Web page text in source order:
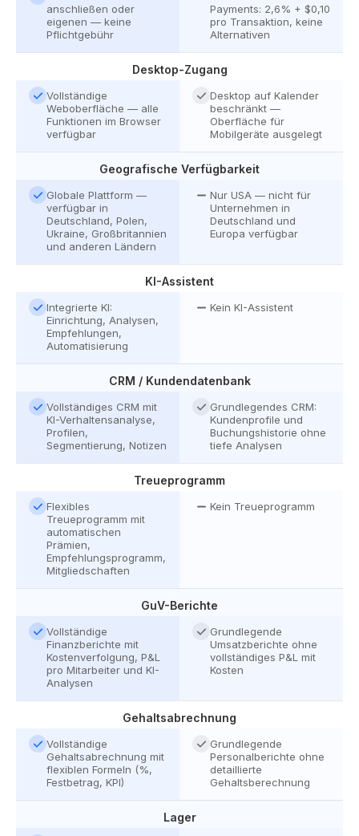
anschließen oder
eigenen — keine
Pflichtgebühr
Payments: 2,6% + $0,10
pro Transaktion, keine
Alternativen
Desktop-Zugang
Vollständige
Weboberfläche — alle
Funktionen im Browser
verfügbar
Desktop auf Kalender
beschränkt —
Oberfläche für
Mobilgeräte ausgelegt
Geografische Verfügbarkeit
Globale Plattform —
verfügbar in
Deutschland, Polen,
Ukraine, Großbritannien
und anderen Ländern
Nur USA — nicht für
Unternehmen in
Deutschland und
Europa verfügbar
KI-Assistent
Integrierte KI:
Einrichtung, Analysen,
Empfehlungen,
Automatisierung
Kein KI-Assistent
CRM / Kundendatenbank
Vollständiges CRM mit
KI-Verhaltensanalyse,
Profilen,
Segmentierung, Notizen
Grundlegendes CRM:
Kundenprofile und
Buchungshistorie ohne
tiefe Analysen
Treueprogramm
Flexibles
Treueprogramm mit
automatischen
Prämien,
Empfehlungsprogramm,
Mitgliedschaften
Kein Treueprogramm
GuV-Berichte
Vollständige
Finanzberichte mit
Kostenverfolgung, P&L
pro Mitarbeiter und KI-
Analysen
Grundlegende
Umsatzberichte ohne
vollständiges P&L mit
Kosten
Gehaltsabrechnung
Vollständige
Gehaltsabrechnung mit
flexiblen Formeln (%,
Festbetrag, KPI)
Grundlegende
Personalberichte ohne
detaillierte
Gehaltsberechnung
Lager